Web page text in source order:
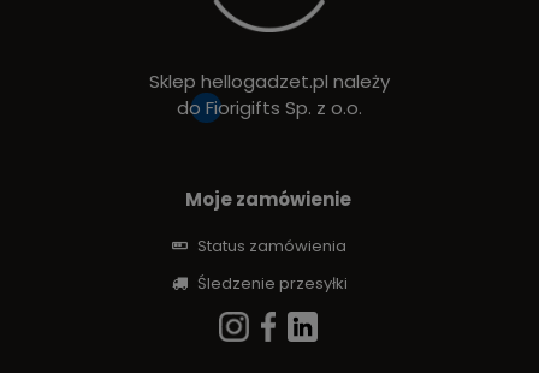
Sklep hellogadzet.pl należy
do Fiorigifts Sp. z o.o.
Moje zamówienie
Status zamówienia
Śledzenie przesyłki